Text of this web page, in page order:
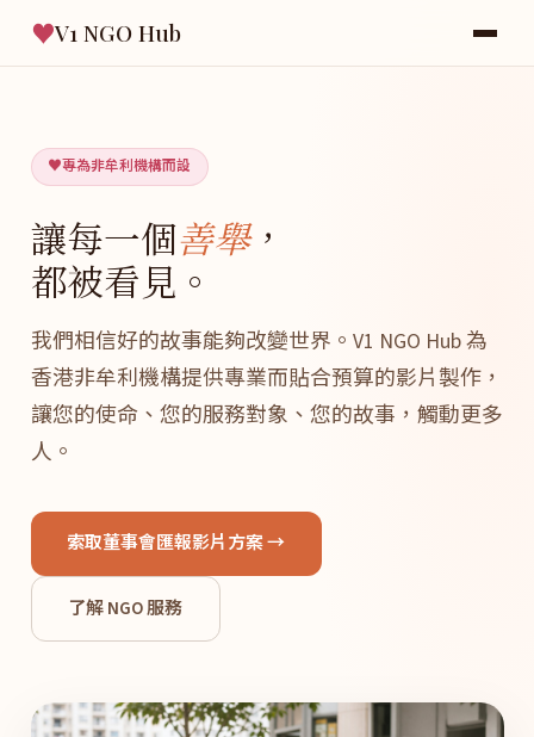
♥V1 NGO Hub
專為非牟利機構而設
讓每一個善舉，
都被看見。
我們相信好的故事能夠改變世界。V1 NGO Hub 為
香港非牟利機構提供專業而貼合預算的影片製作，
讓您的使命、您的服務對象、您的故事，觸動更多
人。
索取董事會匯報影片方案 →
了解 NGO 服務